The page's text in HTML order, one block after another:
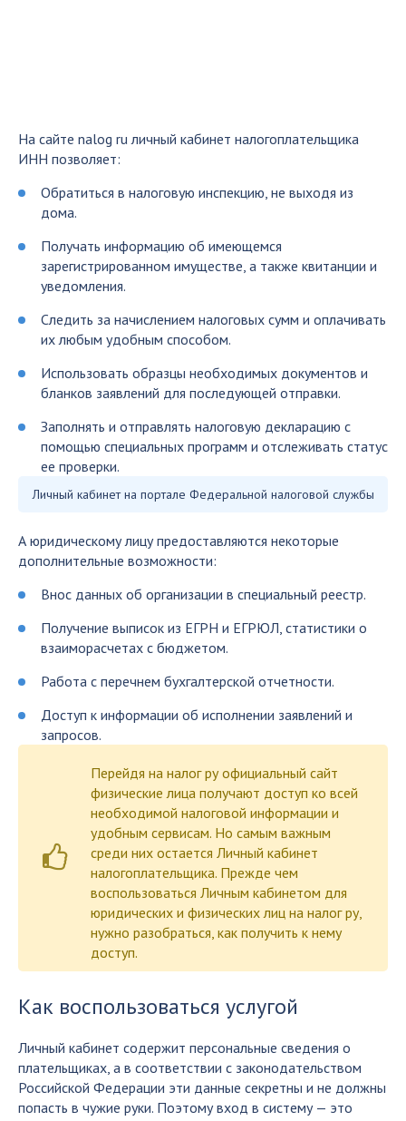
На сайте nalog ru личный кабинет налогоплательщика
ИНН позволяет:
Обратиться в налоговую инспекцию, не выходя из
дома.
Получать информацию об имеющемся
зарегистрированном имуществе, а также квитанции и
уведомления.
Следить за начислением налоговых сумм и оплачивать
их любым удобным способом.
Использовать образцы необходимых документов и
бланков заявлений для последующей отправки.
Заполнять и отправлять налоговую декларацию с
помощью специальных программ и отслеживать статус
ее проверки.
Личный кабинет на портале Федеральной налоговой службы
А юридическому лицу предоставляются некоторые
дополнительные возможности:
Внос данных об организации в специальный реестр.
Получение выписок из ЕГРН и ЕГРЮЛ, статистики о
взаиморасчетах с бюджетом.
Работа с перечнем бухгалтерской отчетности.
Доступ к информации об исполнении заявлений и
запросов.
Перейдя на налог ру официальный сайт
физические лица получают доступ ко всей
необходимой налоговой информации и
удобным сервисам. Но самым важным
среди них остается Личный кабинет
налогоплательщика. Прежде чем
воспользоваться Личным кабинетом для
юридических и физических лиц на налог ру,
нужно разобраться, как получить к нему
доступ.
Как воспользоваться услугой
Личный кабинет содержит персональные сведения о
плательщиках, а в соответствии с законодательством
Российской Федерации эти данные секретны и не должны
попасть в чужие руки. Поэтому вход в систему — это